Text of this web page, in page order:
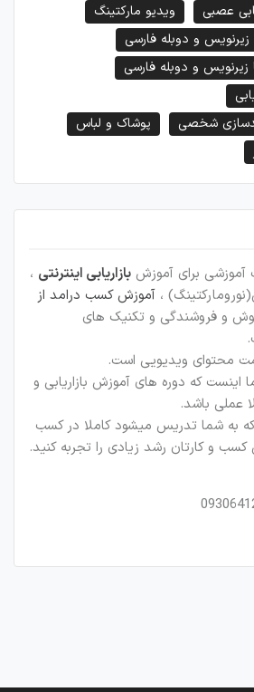
عصبی
ویدیو مارکتینگ
و دوبله فارسی
و دوبله فارسی
شخصی
پوشاک و لباس
آموزشی برای آموزش بازاریابی اینترنتی ،
، آموزش کسب درامد از
و فروشندگی و تکنیک های
محتوای ویدیویی است.
که دوره های آموزش بازاریابی و
عملی باشد.
که به شما تدریس میشود کاملا در کسب
و کارتان رشد زیادی را تجربه کنید.